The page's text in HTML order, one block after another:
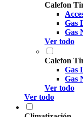
Calefon
Gas
Gas
Ver todo
Calefon
Gas
Gas
Ver todo
Ver todo